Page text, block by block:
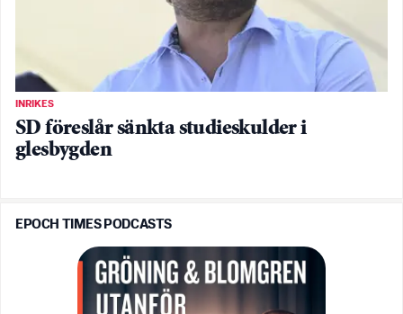
INRIKES
SD föreslår sänkta studieskulder i
glesbygden
EPOCH TIMES PODCASTS